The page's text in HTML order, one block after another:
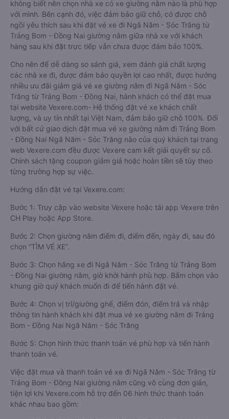
không biết nên chọn nhà xe có xe giường nằm nào là phù hợp
với mình. Bên cạnh đó, việc đảm bảo giữ chỗ, có được chỗ
ngồi yêu thích sau khi đặt vé xe đi Ngã Năm - Sóc Trăng từ
Trảng Bom - Đồng Nai giường nằm giữa nhà xe với khách
hàng sau khi đặt trực tiếp vẫn chưa được đảm bảo 100%.
Cho nên để dễ dàng so sánh giá, xem đánh giá chất lượng
các nhà xe đi, được đảm bảo quyền lợi cao nhất, được hưởng
nhiều ưu đãi giảm giá vé xe giường nằm đi Ngã Năm - Sóc
Trăng từ Trảng Bom - Đồng Nai, hành khách có thể đặt mua
tại website Vexere.com- Hệ thống đặt vé xe khách chất
lượng, và uy tín nhất tại Việt Nam, đảm bảo giữ chỗ 100%. Đối
với bất cứ giao dịch đặt mua vé xe giường nằm đi Trảng Bom
- Đồng Nai Ngã Năm - Sóc Trăng nào của quý khách tại trang
web Vexere.com đều được Vexere cam kết giải quyết sự cố.
Chính sách tặng coupon giảm giá hoặc hoàn tiền sẽ tùy theo
từng trường hợp sự việc.
Hướng dẫn đặt vé tại Vexere.com:
Bước 1: Truy cập vào website Vexere hoặc tải app Vexere trên
CH Play hoặc App Store.
Bước 2: Chọn giường nằm điểm đi, điểm đến, ngày đi, sau đó
chọn “TÌM VÉ XE”.
Bước 3: Chọn hãng xe đi Ngã Năm - Sóc Trăng từ Trảng Bom
- Đồng Nai giường nằm, giờ khởi hành phù hợp. Bấm chọn vào
khung giờ quý khách muốn đi để tiến hành đặt vé.
Bước 4: Chọn vị trí/giường ghế, điểm đón, điểm trả và nhập
thông tin hành khách khi đặt mua vé xe giường nằm đi Trảng
Bom - Đồng Nai Ngã Năm - Sóc Trăng
Bước 5: Chọn hình thức thanh toán vé phù hợp và tiến hành
thanh toán vé.
Việc đặt mua và thanh toán vé xe đi Ngã Năm - Sóc Trăng từ
Trảng Bom - Đồng Nai giường nằm cũng vô cùng đơn giản,
tiện lợi khi Vexere.com hỗ trợ đến 06 hình thức thanh toán
khác nhau bao gồm: